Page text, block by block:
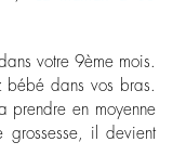
votre 9ème mois.
bébé dans vos bras.
prendre en moyenne
il devient